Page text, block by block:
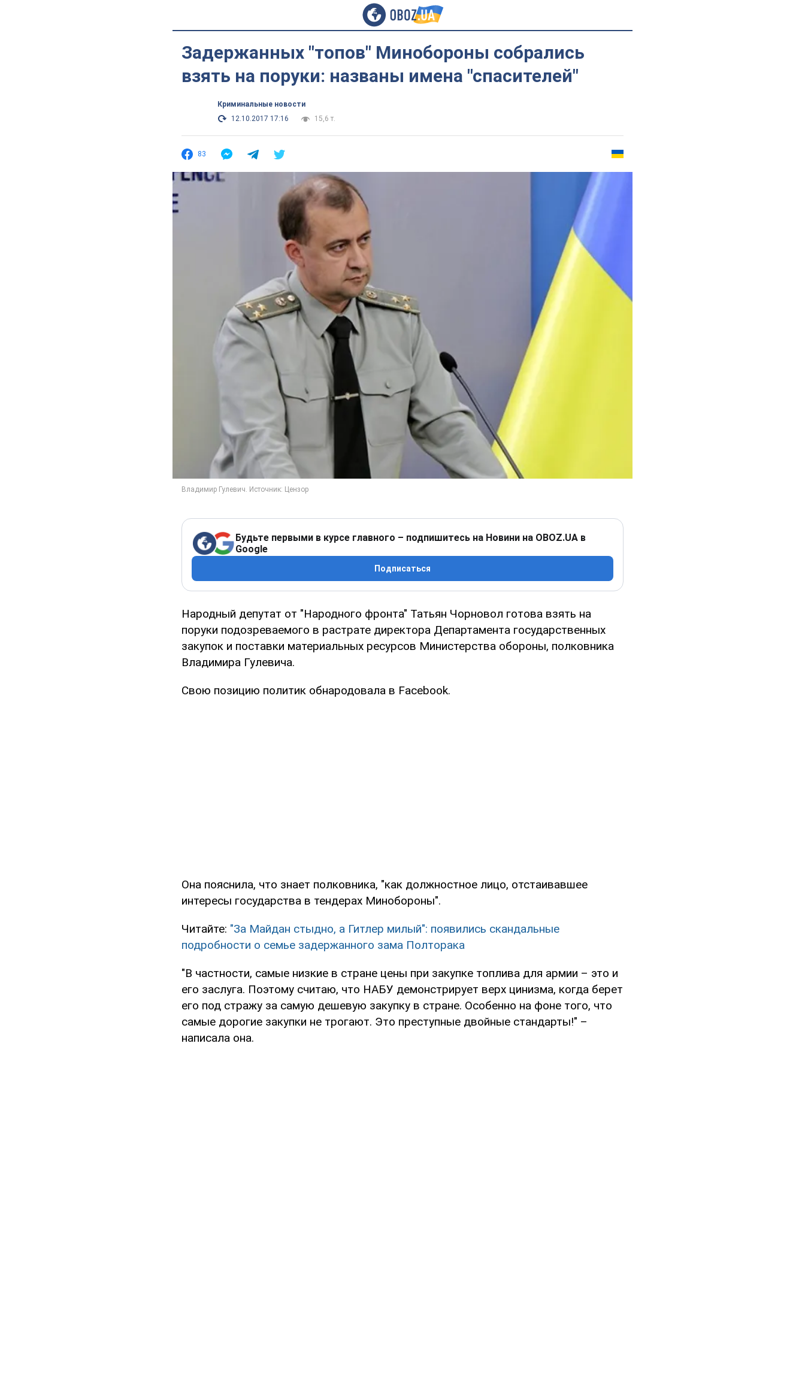
Задержанных "топов" Минобороны собрались
взять на поруки: названы имена "спасителей"
Криминальные новости
12.10.2017 17:16
15,6 т.
83
Будьте первыми в курсе главного – подпишитесь на Новини на OBOZ.UA в
Google
Подписаться
Народный депутат от "Народного фронта" Татьян Чорновол готова взять на
поруки подозреваемого в растрате директора Департамента государственных
закупок и поставки материальных ресурсов Министерства обороны, полковника
Владимира Гулевича.
Свою позицию политик обнародовала в Facebook.
Она пояснила, что знает полковника, "как должностное лицо, отстаивавшее
интересы государства в тендерах Минобороны".
Читайте: "За Майдан стыдно, а Гитлер милый": появились скандальные
подробности о семье задержанного зама Полторака
"В частности, самые низкие в стране цены при закупке топлива для армии – это и
его заслуга. Поэтому считаю, что НАБУ демонстрирует верх цинизма, когда берет
его под стражу за самую дешевую закупку в стране. Особенно на фоне того, что
самые дорогие закупки не трогают. Это преступные двойные стандарты!" –
написала она.